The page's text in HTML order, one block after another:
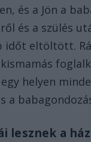
és a Jön a
és a szülés
időt eltöltött.
egy helyen
a
lesznek a